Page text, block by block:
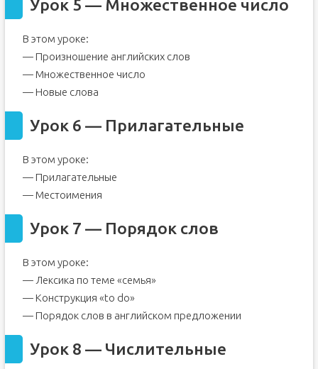
Урок 5 — Множественное число
В этом уроке:
— Произношение английских слов
— Множественное число
— Новые слова
Урок 6 — Прилагательные
В этом уроке:
— Прилагательные
— Местоимения
Урок 7 — Порядок слов
В этом уроке:
— Лексика по теме «семья»
— Конструкция «to do»
— Порядок слов в английском предложении
Урок 8 — Числительные